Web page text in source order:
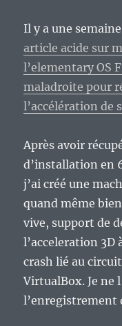
Il y a une
article acide sur
l’elementary OS
maladroite pour
l’accélération de
Après avoir
d’installation en
j’ai créé une
quand même
vive, support de
l’acceleration
crash lié au
VirtualBox. Je ne
l’enregistrement